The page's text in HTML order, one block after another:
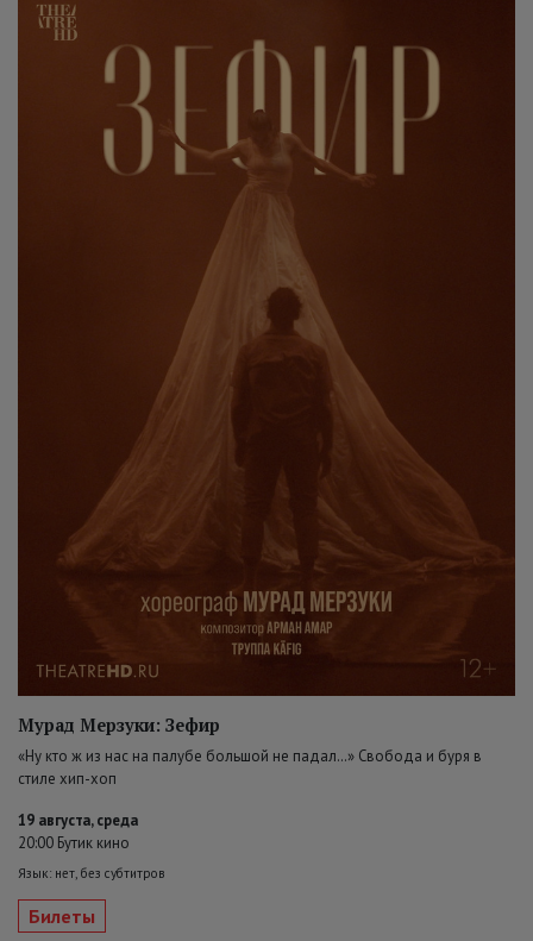
Мурад Мерзуки: Зефир
«Ну кто ж из нас на палубе большой не падал…» Свобода и буря в
стиле хип-хоп
19 августа, среда
20:00 Бутик кино
Язык: нет, без субтитров
Билеты